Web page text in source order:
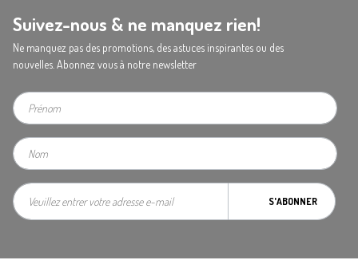
Suivez-nous & ne manquez rien!
Ne manquez pas des promotions, des astuces inspirantes ou des
nouvelles. Abonnez vous à notre newsletter
S'ABONNER